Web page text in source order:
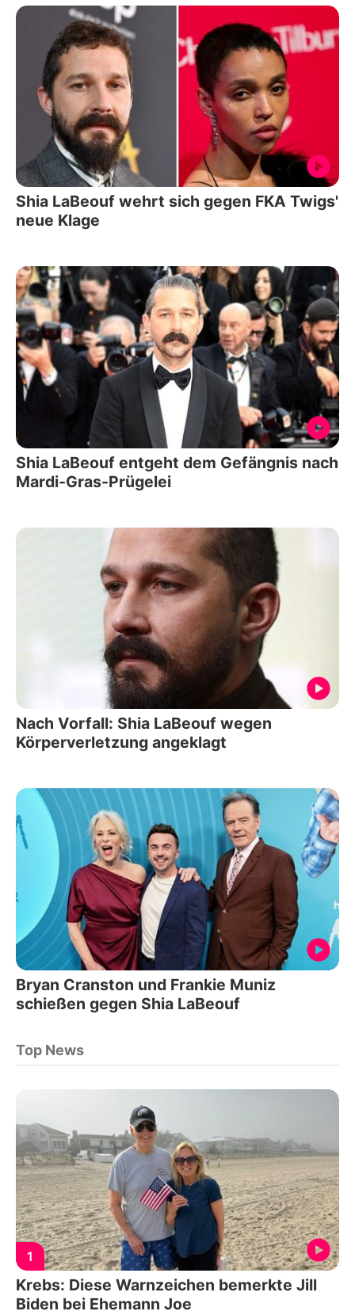
Shia LaBeouf wehrt sich gegen FKA Twigs'
neue Klage
Shia LaBeouf entgeht dem Gefängnis nach
Mardi-Gras-Prügelei
Nach Vorfall: Shia LaBeouf wegen
Körperverletzung angeklagt
Bryan Cranston und Frankie Muniz
schießen gegen Shia LaBeouf
Top News
1
Krebs: Diese Warnzeichen bemerkte Jill
Biden bei Ehemann Joe